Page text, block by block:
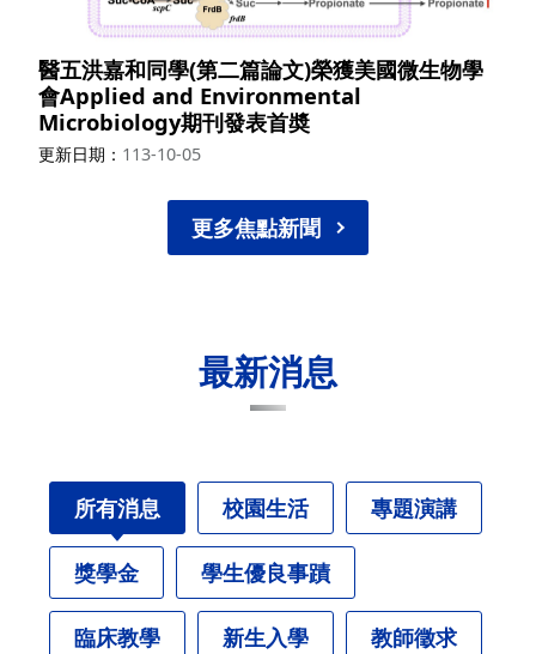
醫五洪嘉和同學(第二篇論文)榮獲美國微生物學
會Applied and Environmental
Microbiology期刊發表首奬
更新日期 113-10-05
更多焦點新聞
最新消息
所有消息 校園生活 專題演講
獎學金 學生優良事蹟
臨床教學 新生入學 教師徵求